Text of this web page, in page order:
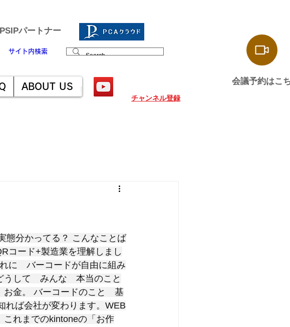
​PSIPパートナー
サイト内検索
ABOUT US
チャンネル登録
会議予約はこ
態分かってる？ こんなことば
コード+製造業を理解しまし
に　バーコードが自由に組み
して　みんな　本当のこと
金。 バーコードのこと　基
れば会社が変わります。WEB
れまでのkintoneの「お作